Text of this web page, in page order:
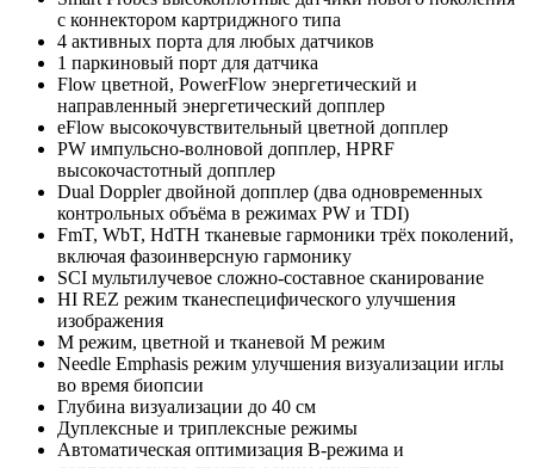
с коннектором картриджного типа
4 активных порта для любых датчиков
1 паркиновый порт для датчика
Flow цветной, PowerFlow энергетический и
направленный энергетический допплер
eFlow высокочувствительный цветной допплер
PW импульсно-волновой допплер, HPRF
высокочастотный допплер
Dual Doppler двойной допплер (два одновременных
контрольных объёма в режимах PW и TDI)
FmT, WbT, HdTH тканевые гармоники трёх поколений,
включая фазоинверсную гармонику
SCI мультилучевое сложно-составное сканирование
HI REZ режим тканеспецифического улучшения
изображения
M режим, цветной и тканевой М режим
Needle Emphasis режим улучшения визуализации иглы
во время биопсии
Глубина визуализации до 40 см
Дуплексные и триплексные режимы
Автоматическая оптимизация В-режима и